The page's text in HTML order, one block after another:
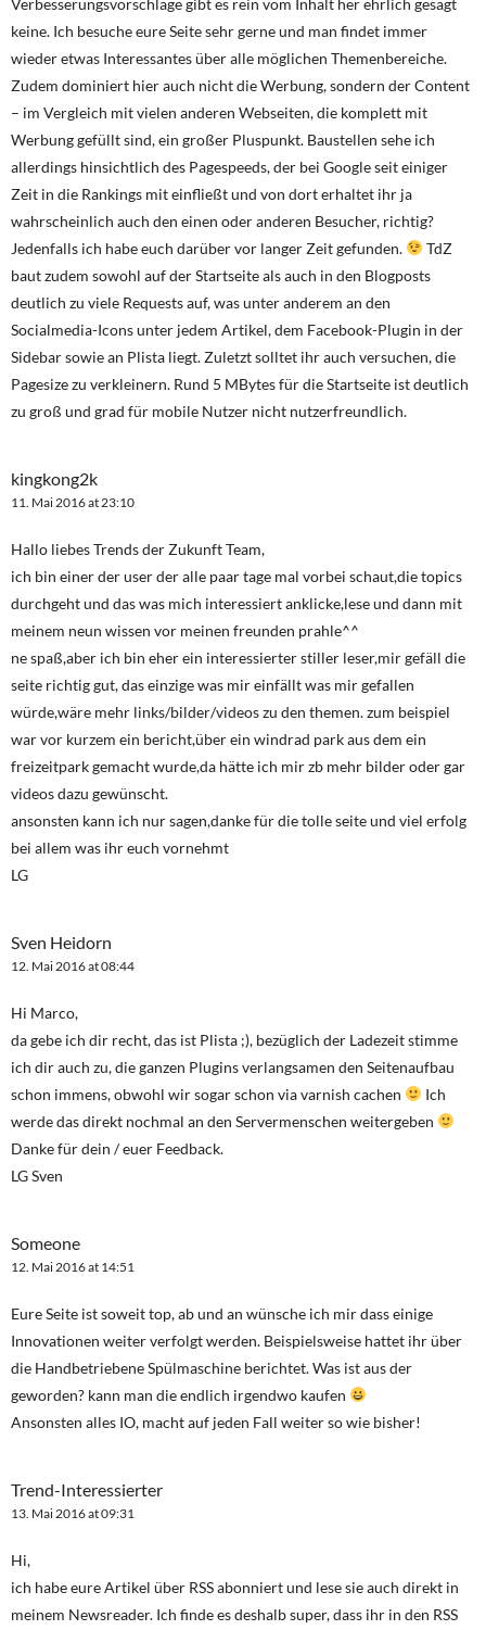
Verbesserungsvorschläge gibt es rein vom Inhalt her ehrlich gesagt
keine. Ich besuche eure Seite sehr gerne und man findet immer
wieder etwas Interessantes über alle möglichen Themenbereiche.
Zudem dominiert hier auch nicht die Werbung, sondern der Content
– im Vergleich mit vielen anderen Webseiten, die komplett mit
Werbung gefüllt sind, ein großer Pluspunkt. Baustellen sehe ich
allerdings hinsichtlich des Pagespeeds, der bei Google seit einiger
Zeit in die Rankings mit einfließt und von dort erhaltet ihr ja
wahrscheinlich auch den einen oder anderen Besucher, richtig?
Jedenfalls ich habe euch darüber vor langer Zeit gefunden.
TdZ
baut zudem sowohl auf der Startseite als auch in den Blogposts
deutlich zu viele Requests auf, was unter anderem an den
Socialmedia-Icons unter jedem Artikel, dem Facebook-Plugin in der
Sidebar sowie an Plista liegt. Zuletzt solltet ihr auch versuchen, die
Pagesize zu verkleinern. Rund 5 MBytes für die Startseite ist deutlich
zu groß und grad für mobile Nutzer nicht nutzerfreundlich.
kingkong2k
11. Mai 2016 at 23:10
Hallo liebes Trends der Zukunft Team,
ich bin einer der user der alle paar tage mal vorbei schaut,die topics
durchgeht und das was mich interessiert anklicke,lese und dann mit
meinem neun wissen vor meinen freunden prahle^^
ne spaß,aber ich bin eher ein interessierter stiller leser,mir gefäll die
seite richtig gut, das einzige was mir einfällt was mir gefallen
würde,wäre mehr links/bilder/videos zu den themen. zum beispiel
war vor kurzem ein bericht,über ein windrad park aus dem ein
freizeitpark gemacht wurde,da hätte ich mir zb mehr bilder oder gar
videos dazu gewünscht.
ansonsten kann ich nur sagen,danke für die tolle seite und viel erfolg
bei allem was ihr euch vornehmt
LG
Sven Heidorn
12. Mai 2016 at 08:44
Hi Marco,
da gebe ich dir recht, das ist Plista ;), bezüglich der Ladezeit stimme
ich dir auch zu, die ganzen Plugins verlangsamen den Seitenaufbau
schon immens, obwohl wir sogar schon via varnish cachen
Ich
werde das direkt nochmal an den Servermenschen weitergeben
Danke für dein / euer Feedback.
LG Sven
Someone
12. Mai 2016 at 14:51
Eure Seite ist soweit top, ab und an wünsche ich mir dass einige
Innovationen weiter verfolgt werden. Beispielsweise hattet ihr über
die Handbetriebene Spülmaschine berichtet. Was ist aus der
geworden? kann man die endlich irgendwo kaufen
Ansonsten alles IO, macht auf jeden Fall weiter so wie bisher!
Trend-Interessierter
13. Mai 2016 at 09:31
Hi,
ich habe eure Artikel über RSS abonniert und lese sie auch direkt in
meinem Newsreader. Ich finde es deshalb super, dass ihr in den RSS